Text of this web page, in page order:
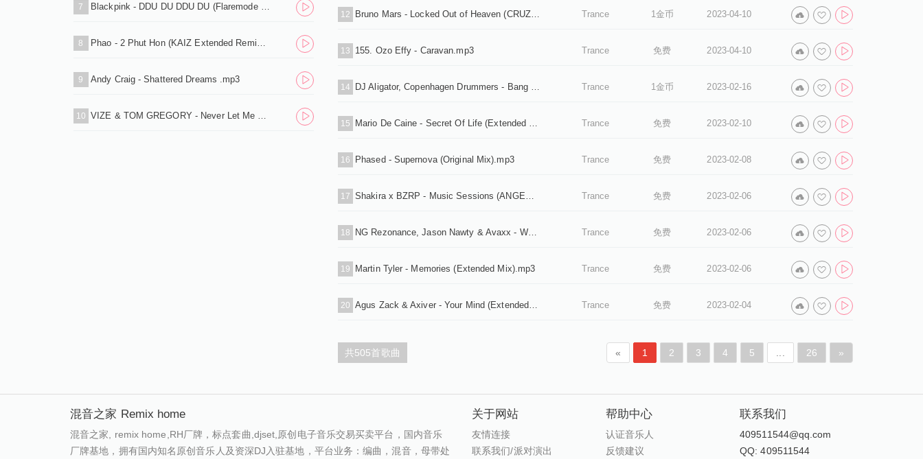
7 Blackpink - DDU DU DDU DU (Flaremode Remix) .mp3
8 Phao - 2 Phut Hon (KAIZ Extended Remix).mp3
9 Andy Craig - Shattered Dreams .mp3
10 VIZE & TOM GREGORY - Never Let Me Down (Extended Mix).mp3
12 Bruno Mars - Locked Out of Heaven (CRUZ & KandraK Remix).mp3 Trance 1金币 2023-04-10
13 155. Ozo Effy - Caravan.mp3 Trance 免费 2023-04-10
14 DJ Aligator, Copenhagen Drummers - Bang That Drum (Original Mix).mp3 Trance 1金币 2023-02-16
15 Mario De Caine - Secret Of Life (Extended Mix).mp3 Trance 免费 2023-02-10
16 Phased - Supernova (Original Mix).mp3 Trance 免费 2023-02-08
17 Shakira x BZRP - Music Sessions (ANGEMI Extended Remix).mp3 Trance 免费 2023-02-06
18 NG Rezonance, Jason Nawty & Avaxx - Weapon (Extended Mix).mp3 Trance 免费 2023-02-06
19 Martin Tyler - Memories (Extended Mix).mp3 Trance 免费 2023-02-06
20 Agus Zack & Axiver - Your Mind (Extended Mix).mp3 Trance 免费 2023-02-04
共505首歌曲 « 1 2 3 4 5 ... 26 »
混音之家 Remix home
混音之家, remix home,RH厂牌，标点套曲,djset,原创电子音乐交易买卖平台，国内音乐
厂牌基地，拥有国内知名原创音乐人及资深DJ入驻基地，平台业务：编曲，混音，母带处
关于网站
友情连接
联系我们/派对演出
帮助中心
认证音乐人
反馈建议
联系我们
409511544@qq.com
QQ: 409511544